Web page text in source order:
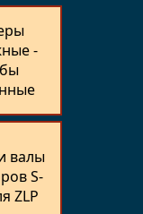
-
валы
S-
ZLP